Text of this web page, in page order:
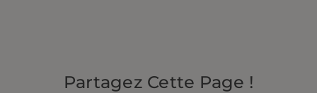
Partagez Cette Page !